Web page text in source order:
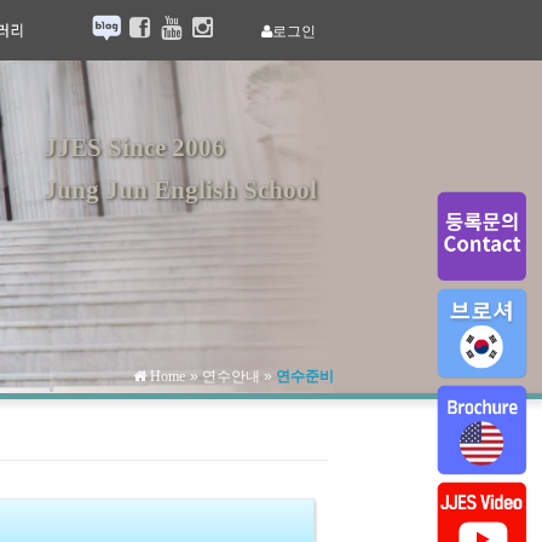
로그인
Home»연수안내 » 연수준비
JJES Since 2006
Jung Jun English School